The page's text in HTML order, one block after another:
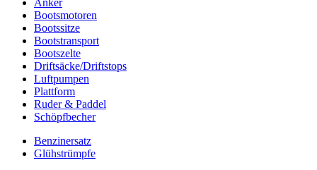
Bootsmotoren
Bootssitze
Bootstransport
Bootszelte
Driftsäcke/Driftstops
Luftpumpen
Plattform
Ruder & Paddel
Schöpfbecher
Benzinersatz
Glühstrümpfe